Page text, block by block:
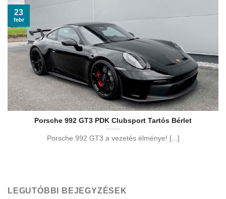
Porsche 992 GT3 PDK Clubsport Tartós Bérlet
Porsche 992 GT3 a vezetés élménye! [...]
23
febr
LEGUTÓBBI BEJEGYZÉSEK